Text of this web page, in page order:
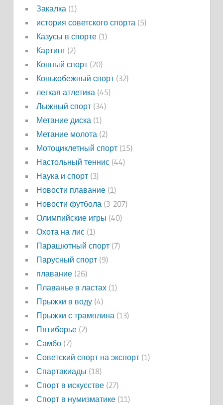
Закалка (1)
история советского спорта (5)
Казусы в спорте(1)
Картинг(2)
Конный спорт(20)
Конькобежный спорт(32)
легкая атлетика (45)
Лыжный спорт(34)
Метание диска (1)
Метание молота (2)
Мотоциклетный спорт(15)
Настольный теннис(44)
Наука и спорт(3)
Новости плавание(1)
Новости футбола (3 207)
Олимпийские игры (40)
Охота на лис(1)
Парашютный спорт(7)
Парусный спорт(9)
плавание(26)
Плаванье в ластах(1)
Прыжки в воду(4)
Прыжки с трамплина (13)
Пятиборье(2)
Самбо(7)
Советский спорт на экспорт(1)
Спартакиады (18)
Спорт в искусстве(27)
Спорт в нумизматике(11)